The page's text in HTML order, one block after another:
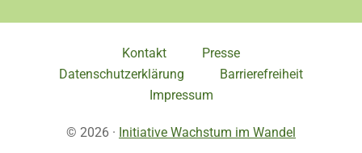
Kontakt
Presse
Datenschutzerklärung
Barrierefreiheit
Impressum
© 2026 · Initiative Wachstum im Wandel